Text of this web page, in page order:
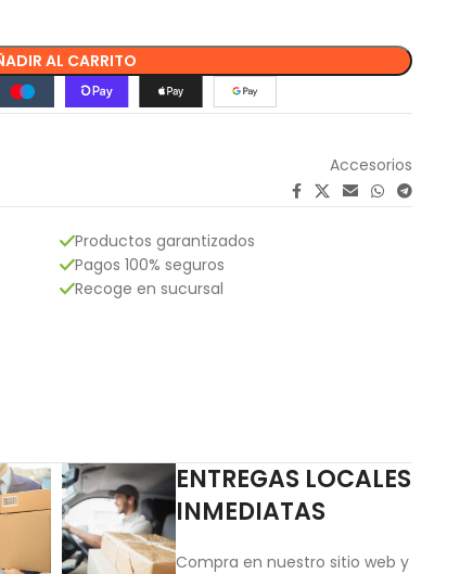
AL CARRITO
Accesorios
Productos garantizados
Pagos 100% seguros
Recoge en sucursal
ENTREGAS LOCALES
INMEDIATAS
Compra en nuestro sitio web y